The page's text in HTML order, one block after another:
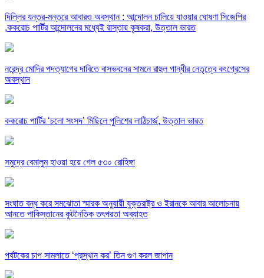
দিল্লির যন্তর-মন্তরে আবারও অবস্থান : আন্দোলন চালিয়ে যাওয়ার ঘোষণা সিজেপির
,ককরোচ পার্টির আন্দোলনের মধ্যেই রাস্তায় কৃষকরা, উত্তাল ভারত
নরেন্দ্র মোদির পদত্যাগের দাবিতে বাসভবনের সামনে রাহুল গান্ধীর নেতৃত্বে কংগ্রেসের
অবস্থান
ককরোচ পার্টির ‘চলো সংসদ’ মিছিলে পুলিশের লাঠিচার্জ, উত্তাল ভারত
সমুদ্রে বেমালুম হাওয়া হয়ে গেল ৫৩০ রোহিঙ্গা
সংঘাত বন্ধ করে সমঝোতা স্মারক অনুযায়ী যুক্তরাষ্ট্র ও ইরানকে আবার আলোচনায়
আনতে পাকিস্তানের কূটনৈতিক তৎপরতা অব্যাহত
পর্যটকের চাপ সামলাতে ‘প্রস্থান কর’ তিন গুণ করল জাপান